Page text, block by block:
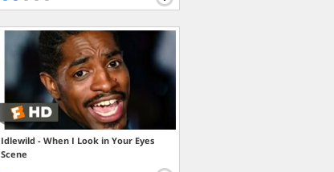
Idlewild - When I Look in Your Eyes
Scene